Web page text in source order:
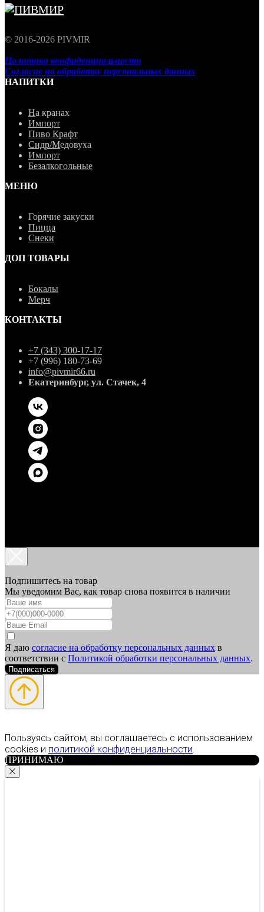
© 2016-2026 PIVMIR
Политика конфиденциальности
Согласие на обработку персональных данных
НАПИТКИ
На кранах
Импорт
Пиво Крафт
Сидр/Медовуха
Импорт
Безалкогольные
МЕНЮ
Горячие закуски
Пицца
Снеки
ДОП ТОВАРЫ
Бокалы
Мерч
КОНТАКТЫ
+7 (343) 300-17-17
+7 (996) 180-73-69
info@pivmir66.ru
Екатеринбург, ул. Стачек, 4
Подпишитесь на товар
Мы уведомим Вас, как товар снова появится в наличии
Я даю согласие на обработку персональных данных в
соответствии с Политикой обработки персональных данных.
Подписаться
Пользуясь сайтом, вы соглашаетесь с использованием
cookies и политикой конфиденциальности.
ПРИНИМАЮ